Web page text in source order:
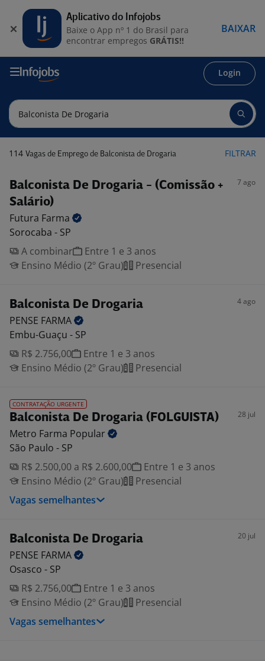
Login
114 Vagas de Emprego de Balconista de Drogaria FILTRAR
Balconista De Drogaria - (Comissão +
Salário)
7 ago
Futura Farma
Sorocaba - SP
A combinar
Entre 1 e 3 anos
Ensino Médio (2º Grau)
Presencial
Balconista De Drogaria 4 ago
PENSE FARMA
Embu-Guaçu - SP
R$ 2.756,00
Entre 1 e 3 anos
Ensino Médio (2º Grau)
Presencial
CONTRATAÇÃO URGENTE
Balconista De Drogaria (FOLGUISTA) 28 jul
Metro Farma Popular
São Paulo - SP
R$ 2.500,00 a R$ 2.600,00
Entre 1 e 3 anos
Ensino Médio (2º Grau)
Presencial
Vagas semelhantes
Balconista De Drogaria 20 jul
PENSE FARMA
Osasco - SP
R$ 2.756,00
Entre 1 e 3 anos
Ensino Médio (2º Grau)
Presencial
Vagas semelhantes
Aplicativo do Infojobs
Baixe o App nº 1 do Brasil para
encontrar empregos GRÁTIS!!
BAIXAR